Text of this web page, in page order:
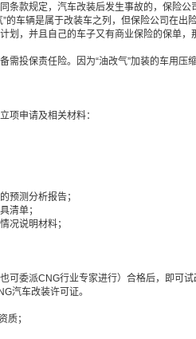
款规定，汽车改装后发生事故的，保险公
车辆是属于改装车之列，但保险公司在出
划，并且自己的车子又有商业保险的保
投保责任险。因为“油改气”加装的车用压
申请及相关材料：
测分析报告；
单；
说明材料；
委派CNG行业专家进行）合格后，即可试
汽车改装许可证。
；